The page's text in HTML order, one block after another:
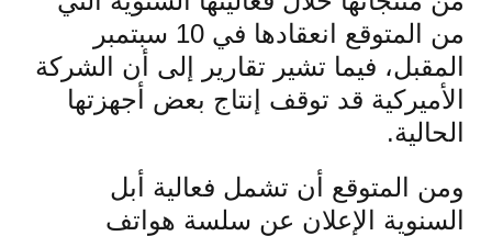
من المتوقع انعقادها في 10 سبتمبر
المقبل، فيما تشير تقارير إلى أن الشركة
الأميركية قد توقف إنتاج بعض أجهزتها
الحالية.
ومن المتوقع أن تشمل فعالية أبل
السنوية الإعلان عن سلسة هواتف